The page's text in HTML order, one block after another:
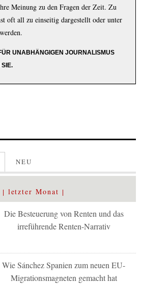
Meinung zu den Fragen der Zeit. Zu
oft all zu einseitig dargestellt oder unter
UNABHÄNGIGEN JOURNALISMUS
SIE.
NEU
letzter Monat
Die Besteuerung von Renten und das
irreführende Renten-Narrativ
Wie Sánchez Spanien zum neuen EU-
Migrationsmagneten gemacht hat